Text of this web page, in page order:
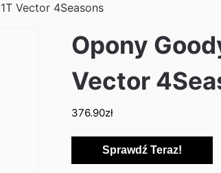
Vector 4Seasons
Opony
Vector
376.90zł
Sprawdź Teraz!